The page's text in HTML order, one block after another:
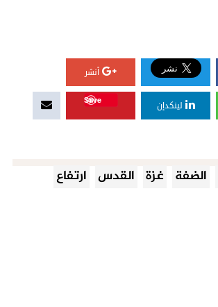
أنشر
لينكدإن
Save
الضفة غزة القدس ارتفاع